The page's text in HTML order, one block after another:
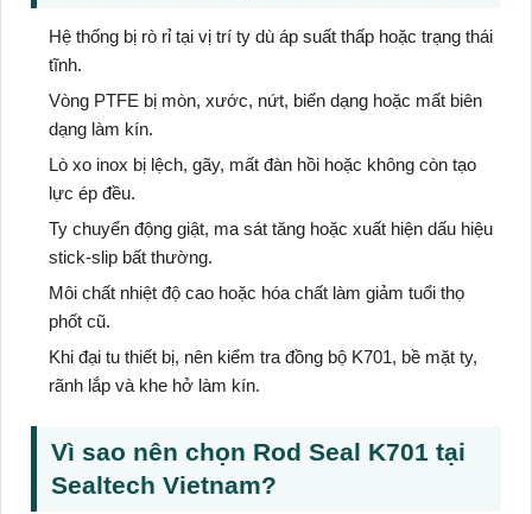
Hệ thống bị rò rỉ tại vị trí ty dù áp suất thấp hoặc trạng thái
tĩnh.
Vòng PTFE bị mòn, xước, nứt, biến dạng hoặc mất biên
dạng làm kín.
Lò xo inox bị lệch, gãy, mất đàn hồi hoặc không còn tạo
lực ép đều.
Ty chuyển động giật, ma sát tăng hoặc xuất hiện dấu hiệu
stick-slip bất thường.
Môi chất nhiệt độ cao hoặc hóa chất làm giảm tuổi thọ
phốt cũ.
Khi đại tu thiết bị, nên kiểm tra đồng bộ K701, bề mặt ty,
rãnh lắp và khe hở làm kín.
Vì sao nên chọn Rod Seal K701 tại
Sealtech Vietnam?